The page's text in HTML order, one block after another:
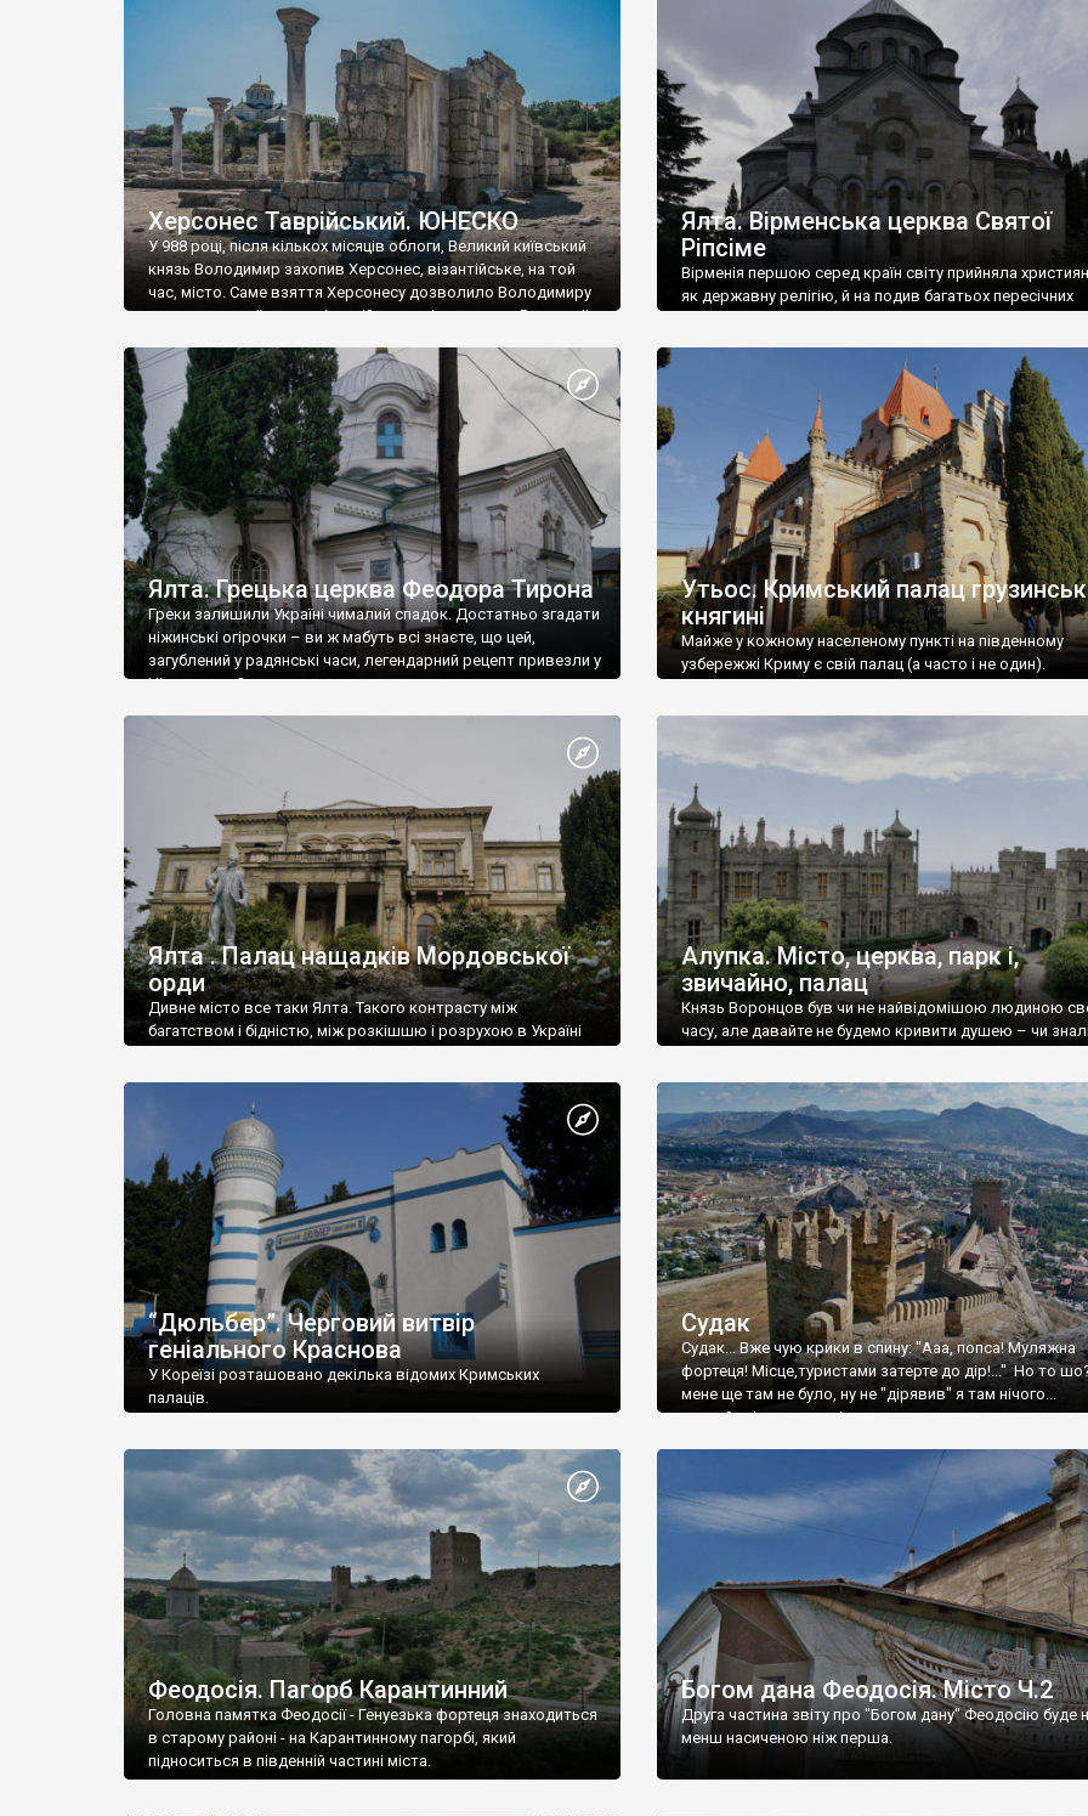
візантійської доби. Раритети викрадені з фондів об’єкту
культурної спадщини ЮНЕСКО «Херсонеса Таврійського».
Офіційно – на виставку «Золото Візантії», але експерти та
влада в Україні вважають це лише […]
називаються «повстяками» (postaki)…” “Вино. Крим
виробляє відмінне вино і його вдосталь: воно все
легке біле і дуже […]
Херсонес Таврійський. ЮНЕСКО
У 988 році, після кількох місяців облоги, Великий київський
князь Володимир захопив Херсонес, візантійське, на той
час, місто. Саме взяття Херсонесу дозволило Володимиру
диктувати свої умови візантійському імператору Василю ІІ,
Херсонесі Володимир-язичник, став Василем-
християнином. А потім було Хрещення Русі. На честь
Херсонесу Таврійського названо місто […]
Ялта. Вірменська церква Святої
Ріпсіме
Вірменія першою серед країн світу прийняла
як державну релігію, й на подив багатьох пересічних
Ялта. Грецька церква Феодора Тирона
Греки залишили Україні чималий спадок. Достатньо згадати
ніжинські огірочки – ви ж мабуть всі знаєте, що цей,
загублений у радянські часи, легендарний рецепт привезли у
Ніжин греки?
Утьос. Кримський палац
княгині
Майже у кожному населеному пункті на південному
узбережжі Криму є свій палац (а часто і не один).
Ялта . Палац нащадків Мордовської
орди
Дивне місто все таки Ялта. Такого контрасту між
багатством і бідністю, між розкішшю і розрухою в Україні
Алупка. Місто, церква, парк і,
звичайно, палац
Князь Воронцов був чи не найвідомішою людиною
часу, але давайте не будемо кривити душею – чи
“Дюльбер”. Черговий витвір
геніального Краснова
У Кореїзі розташовано декілька відомих Кримських
палаців.
Судак
Судак... Вже чую крики в спину: "Ааа, попса! Муляжна
фортеця! Місце,туристами затерте до дір!..." Но то
мене ще там не було, ну не "дірявив" я там нічого...
принаймні до цього літа.
Феодосія. Пагорб Карантинний
Головна памятка Феодосії - Генуезька фортеця знаходиться
в старому районі - на Карантинному пагорбі, який
підноситься в південній частині міста.
Богом дана Феодосія. Місто Ч.2
Друга частина звіту про "Богом дану" Феодосію буде
менш насиченою ніж перша.